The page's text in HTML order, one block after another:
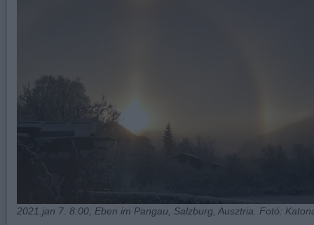
2021.jan 7. 8:00, Eben im Pangau, Salzburg, Ausztria. Fotó: